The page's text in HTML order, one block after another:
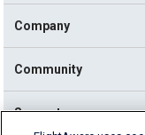
Company
Community
Support